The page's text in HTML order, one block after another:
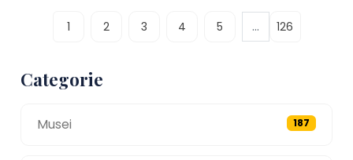
1 2 3 4 5 ... 126
Categorie
Musei 187